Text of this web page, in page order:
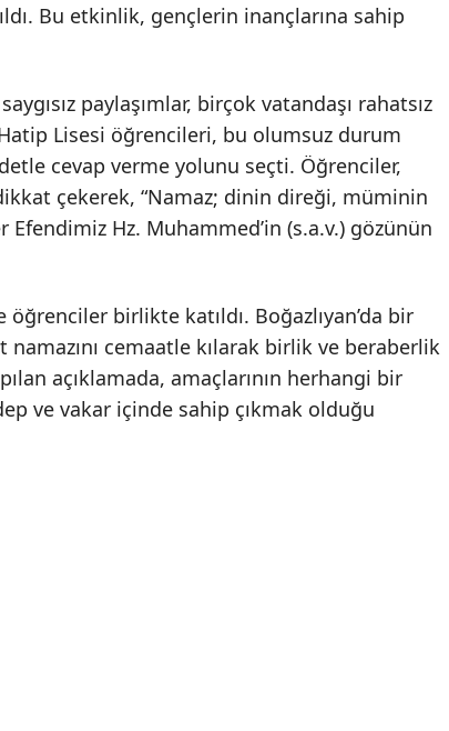
Bu etkinlik, gençlerin inançlarına sahip
paylaşımlar, birçok vatandaşı rahatsız
Lisesi öğrencileri, bu olumsuz durum
cevap verme yolunu seçti. Öğrenciler,
çekerek, “Namaz; dinin direği, müminin
Hz. Muhammed’in (s.a.v.) gözünün
birlikte katıldı. Boğazlıyan’da bir
cemaatle kılarak birlik ve beraberlik
açıklamada, amaçlarının herhangi bir
ve vakar içinde sahip çıkmak olduğu